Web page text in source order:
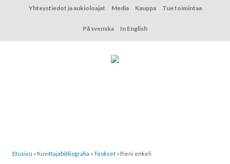
Yhteystiedot ja aukioloajat Media Kauppa Tue toimintaa
På svenska In English
Etusivu »Kuvittaja­bibliografia »Teokset » Pieni enkeli